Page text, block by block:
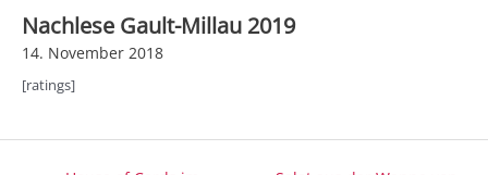
Nachlese Gault-Millau 2019
14. November 2018
[ratings]
Beitragsnavigation